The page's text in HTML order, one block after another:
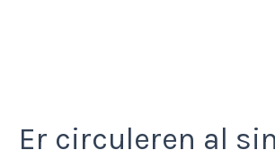
Er circuleren al